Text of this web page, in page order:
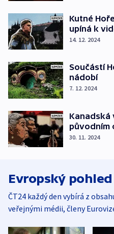
Kutné
upíná k
14. 12. 2024
Součástí
nádobí
7. 12. 2024
Kanadská
původním
30. 11. 2024
Evropský pohled
ČT24 každý den vybírá z
veřejnými médii, členy